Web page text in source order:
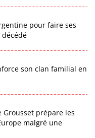
pour faire ses
son clan familial en
Grousset prépare les
malgré une